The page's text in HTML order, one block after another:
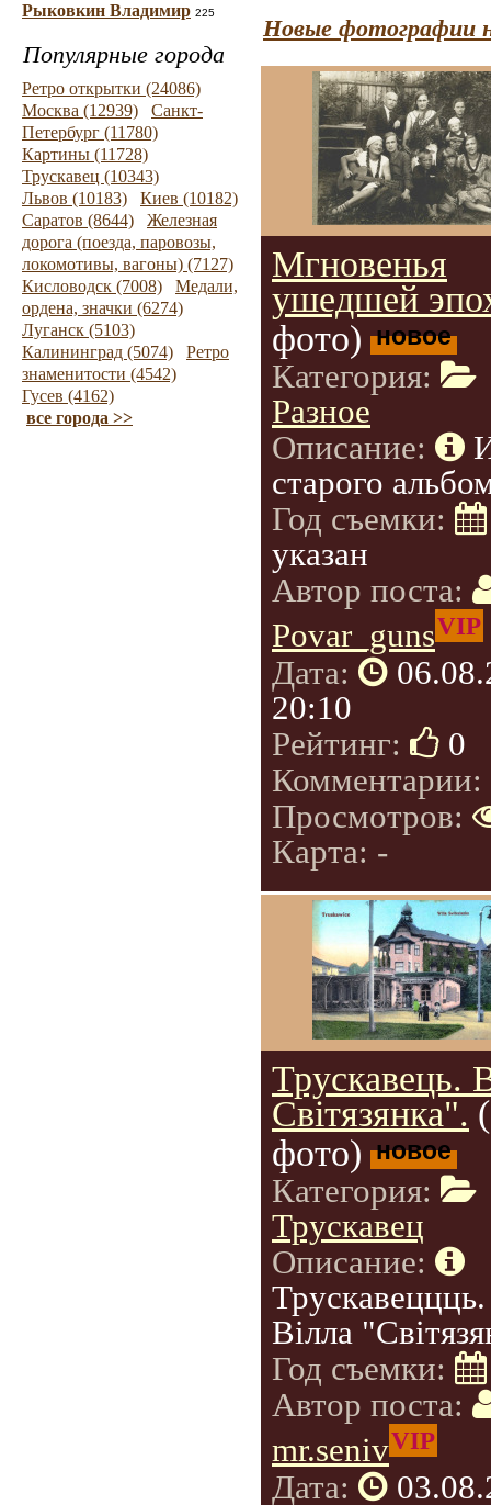
Рыковкин Владимир 225
Популярные города
Ретро открытки (24086)
Москва (12939)
Санкт-
Петербург (11780)
Картины (11728)
Трускавец (10343)
Львов (10183)
Киев (10182)
Саратов (8644)
Железная
дорога (поезда, паровозы,
локомотивы, вагоны) (7127)
Кисловодск (7008)
Медали,
ордена, значки (6274)
Луганск (5103)
Калининград (5074)
Ретро
знаменитости (4542)
Гусев (4162)
все города >>
Новые фотографии
Мгновенья
ушедшей
фото) новое
Категория:
Разное
Описание:
старого
Год съемки:
указан
Автор поста:
Povar_gunsVIP
Дата:
20:10
Рейтинг:
0
Комментарии:
Просмотров:
Карта: -
Трускавець.
Світязянка".
фото) новое
Категория:
Трускавец
Описание:
Трускавеццць.
Вілла
Год съемки:
Автор поста:
mr.senivVIP
Дата: